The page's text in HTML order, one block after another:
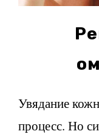
Увядание
процесс. Но